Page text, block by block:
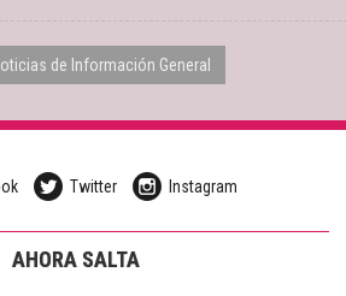
de Información General
Twitter Instagram
AHORA SALTA